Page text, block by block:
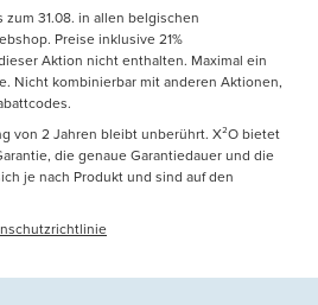
zum 31.08. in allen belgischen
Preise inklusive 21%
Aktion nicht enthalten. Maximal ein
Nicht kombinierbar mit anderen Aktionen,
von 2 Jahren bleibt unberührt. X²O bietet
die genaue Garantiedauer und die
je nach Produkt und sind auf den